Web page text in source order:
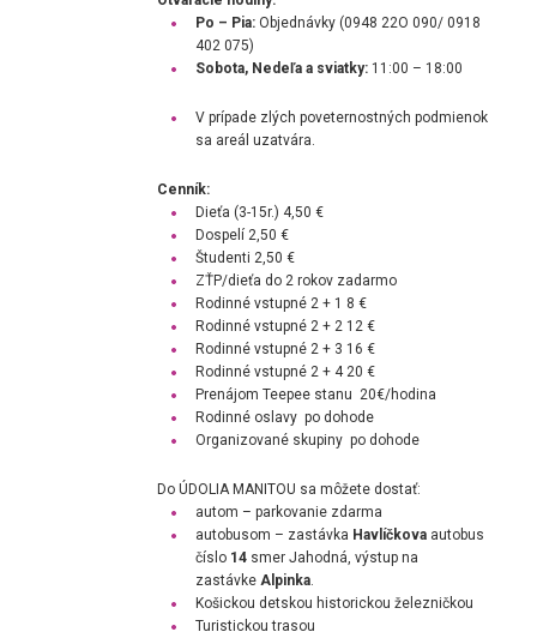
Po – Pia:Objednávky (0948 22O 090/ 0918
402 075)
Sobota, Nedeľa a sviatky: 11:00 – 18:00
V prípade zlých poveternostných podmienok
sa areál uzatvára.
Cenník:
Dieťa (3-15r.) 4,50 €
Dospelí2,50 €
Študenti2,50 €
ZŤP/dieťa do 2 rokov zadarmo
Rodinné vstupné 2 + 1 8 €
Rodinné vstupné 2 + 2 12 €
Rodinné vstupné 2 + 3 16 €
Rodinné vstupné 2 + 4 20 €
Prenájom Teepee stanu 20€/hodina
Rodinné oslavy po dohode
Organizované skupiny po dohode
Do ÚDOLIA MANITOU sa môžete dostať:
autom – parkovanie zdarma
autobusom – zastávka Havlíčkova autobus
číslo 14 smer Jahodná, výstup na
zastávkeAlpinka.
Košickou detskou historickou železničkou
Turistickou trasou